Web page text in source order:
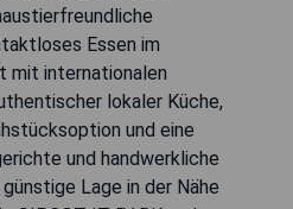
Essen im
mit internationalen
lokaler Küche,
und eine
und handwerkliche
Lage in der Nähe